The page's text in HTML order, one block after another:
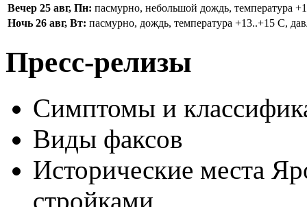
Вечер 25 авг, Пн: пасмурно, небольшой дождь, температура
Ночь 26 авг, Вт: пасмурно, дождь, температура +13..+15 С,
Пресс-релизы
Симптомы и
Виды факсов
Исторические места
стройками